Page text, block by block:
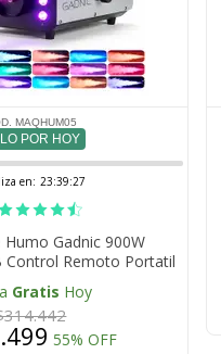
MAQHUM05
POR HOY
en: 23:39:26
Gadnic 900W
Control Remoto Portatil
Gratis Hoy
55% OFF